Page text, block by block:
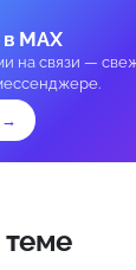
MAX
на связи —
→